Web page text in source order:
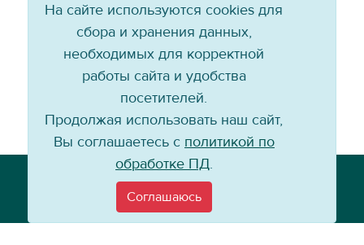
Email:info@baikal-energy.ru
На сайте используются cookies для
сбора и хранения данных,
необходимых для корректной
работы сайта и удобства
посетителей.
Продолжая использовать наш сайт,
Вы соглашаетесь с политикой по
обработке ПД.
Соглашаюсь